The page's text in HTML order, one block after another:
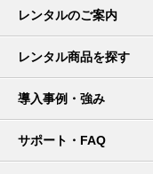
レンタルのご案内
レンタル商品を探す
導入事例・強み
サポート・FAQ